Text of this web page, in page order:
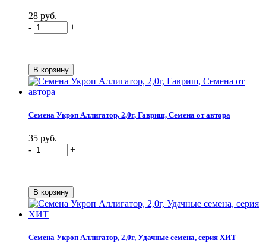
28 руб.
-
+
Семена Укроп Аллигатор, 2,0г, Гавриш, Семена от автора
35 руб.
-
+
Семена Укроп Аллигатор, 2,0г, Удачные семена, серия ХИТ